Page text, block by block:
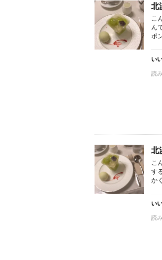
北
こ
ん
ポ
い
読
北
こ
す
か
い
読